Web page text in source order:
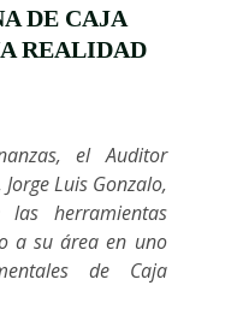
DE CAJA
REALIDAD
el Auditor
Luis Gonzalo,
herramientas
a su área en uno
de Caja